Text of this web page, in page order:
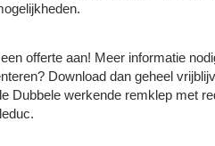
offerte aan! Meer informatie
Download dan geheel
Dubbele werkende remklep met